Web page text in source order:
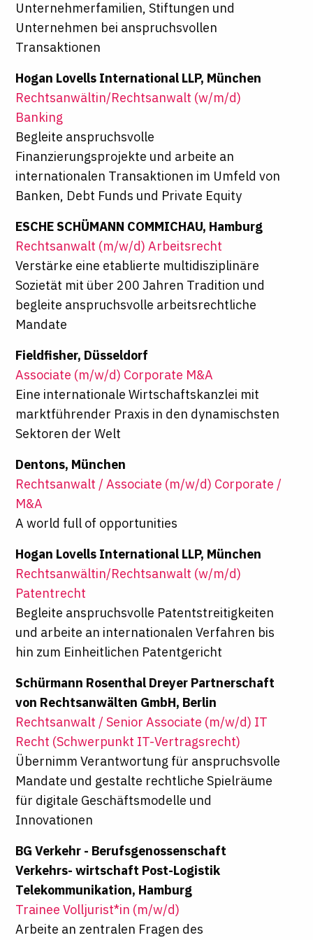
Unternehmerfamilien, Stiftungen und
Unternehmen bei anspruchsvollen
Transaktionen
Hogan Lovells International LLP, München
Rechtsanwältin/Rechtsanwalt (w/m/d)
Banking
Begleite anspruchsvolle
Finanzierungsprojekte und arbeite an
internationalen Transaktionen im Umfeld von
Banken, Debt Funds und Private Equity
ESCHE SCHÜMANN COMMICHAU, Hamburg
Rechtsanwalt (m/w/d) Arbeitsrecht
Verstärke eine etablierte multidisziplinäre
Sozietät mit über 200 Jahren Tradition und
begleite anspruchsvolle arbeitsrechtliche
Mandate
Fieldfisher, Düsseldorf
Associate (m/w/d) Corporate M&A
Eine internationale Wirtschaftskanzlei mit
marktführender Praxis in den dynamischsten
Sektoren der Welt
Dentons, München
Rechtsanwalt / Associate (m/w/d) Corporate /
M&A
A world full of opportunities
Hogan Lovells International LLP, München
Rechtsanwältin/Rechtsanwalt (w/m/d)
Patentrecht
Begleite anspruchsvolle Patentstreitigkeiten
und arbeite an internationalen Verfahren bis
hin zum Einheitlichen Patentgericht
Schürmann Rosenthal Dreyer Partnerschaft
von Rechtsanwälten GmbH, Berlin
Rechtsanwalt / Senior Associate (m/w/d) IT
Recht (Schwerpunkt IT-Vertragsrecht)
Übernimm Verantwortung für anspruchsvolle
Mandate und gestalte rechtliche Spielräume
für digitale Geschäftsmodelle und
Innovationen
BG Verkehr - Berufsgenossenschaft
Verkehrs- wirtschaft Post-Logistik
Telekommunikation, Hamburg
Trainee Volljurist*in (m/w/d)
Arbeite an zentralen Fragen des